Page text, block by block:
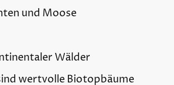
und Moose
Wälder
wertvolle Biotopbäume